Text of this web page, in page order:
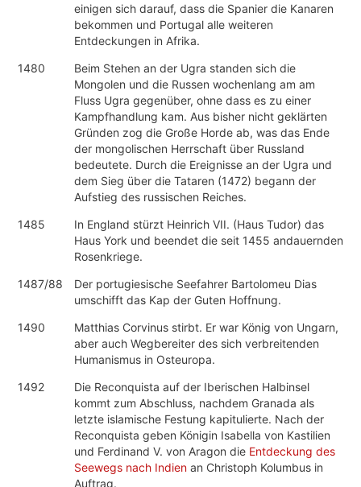
einigen sich darauf, dass die Spanier die Kanaren
bekommen und Portugal alle weiteren
Entdeckungen in Afrika.
1480
Beim Stehen an der Ugra standen sich die
Mongolen und die Russen wochenlang am am
Fluss Ugra gegenüber, ohne dass es zu einer
Kampfhandlung kam. Aus bisher nicht geklärten
Gründen zog die Große Horde ab, was das Ende
der mongolischen Herrschaft über Russland
bedeutete. Durch die Ereignisse an der Ugra und
dem Sieg über die Tataren (1472) begann der
Aufstieg des russischen Reiches.
1485
In England stürzt Heinrich VII. (Haus Tudor) das
Haus York und beendet die seit 1455 andauernden
Rosenkriege.
1487/88
Der portugiesische Seefahrer Bartolomeu Dias
umschifft das Kap der Guten Hoffnung.
1490
Matthias Corvinus stirbt. Er war König von Ungarn,
aber auch Wegbereiter des sich verbreitenden
Humanismus in Osteuropa.
1492
Die Reconquista auf der Iberischen Halbinsel
kommt zum Abschluss, nachdem Granada als
letzte islamische Festung kapitulierte. Nach der
Reconquista geben Königin Isabella von Kastilien
und Ferdinand V. von Aragon die Entdeckung des
Seewegs nach Indien an Christoph Kolumbus in
Auftrag.